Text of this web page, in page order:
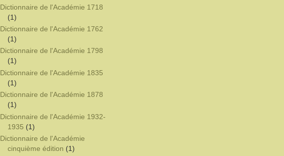
Dictionnaire de l'Académie 1718
(1)
Dictionnaire de l'Académie 1762
(1)
Dictionnaire de l'Académie 1798
(1)
Dictionnaire de l'Académie 1835
(1)
Dictionnaire de l'Académie 1878
(1)
Dictionnaire de l'Académie 1932-
1935 (1)
Dictionnaire de l'Académie
cinquième édition (1)